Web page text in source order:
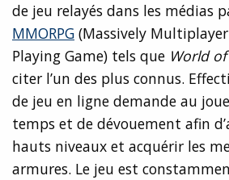
de jeu relayés dans les médias
MMORPG (Massively
Playing Game) tels que World
citer l’un des plus connus.
de jeu en ligne demande au
temps et de dévouement afin
hauts niveaux et acquérir les
armures. Le jeu est